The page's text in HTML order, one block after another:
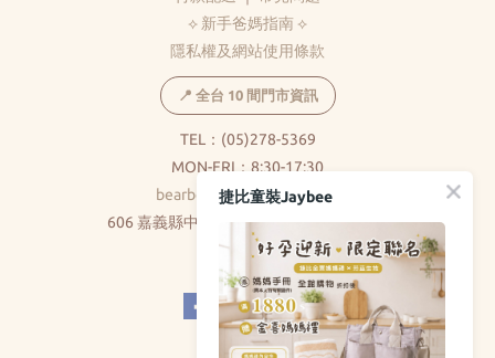
⟡ 新手爸媽指南 ⟡
隱私權及網站使用條款
📍 全台 10 間門市資訊
TEL：(05)278-5369
MON-FRI：8:30-17:30
bearbear0520@gmail.com
606 嘉義縣中埔鄉和美村大義路326巷5號
( 不對外開放 )
捷比童裝Jaybee